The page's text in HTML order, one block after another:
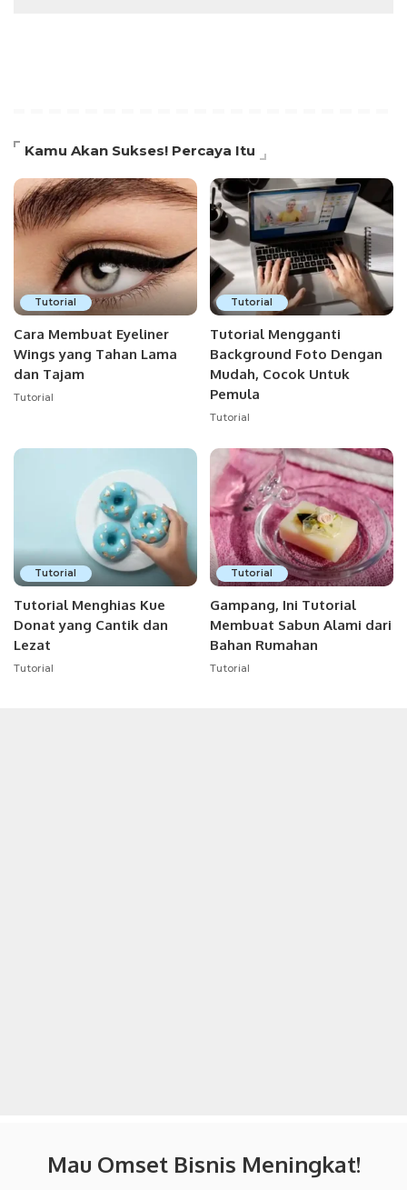
Kamu Akan Sukses! Percaya Itu
Tutorial
Cara Membuat Eyeliner
Wings yang Tahan Lama
dan Tajam
Tutorial
Tutorial
Tutorial Mengganti
Background Foto Dengan
Mudah, Cocok Untuk
Pemula
Tutorial
Tutorial
Tutorial Menghias Kue
Donat yang Cantik dan
Lezat
Tutorial
Tutorial
Gampang, Ini Tutorial
Membuat Sabun Alami dari
Bahan Rumahan
Tutorial
Mau Omset Bisnis Meningkat!